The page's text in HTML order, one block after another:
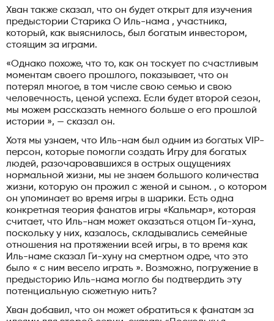
Хван также сказал, что он будет открыт для изучения
предыстории Старика О Иль-нама , участника,
который, как выяснилось, был богатым инвестором,
стоящим за играми.
«Однако похоже, что то, как он тоскует по счастливым
моментам своего прошлого, показывает, что он
потерял многое, в том числе свою семью и свою
человечность, ценой успеха. Если будет второй сезон,
мы можем рассказать немного больше о его прошлой
истории », — сказал он.
Хотя мы узнаем, что Иль-нам был одним из богатых VIP-
персон, которые помогли создать Игру для богатых
людей, разочаровавшихся в острых ощущениях
нормальной жизни, мы не знаем большого количества
жизни, которую он прожил с женой и сыном. , о котором
он упоминает во время игры в шарики. Есть одна
конкретная теория фанатов игры «Кальмар», которая
считает, что Иль-нам может оказаться отцом Ги-хуна,
поскольку у них, казалось, складывались семейные
отношения на протяжении всей игры, в то время как
Иль-наме сказал Ги-хуну на смертном одре, что это
было « с ним весело играть ». Возможно, погружение в
предысторию Иль-нама могло бы подтвердить эту
потенциальную сюжетную нить?
Хван добавил, что он может обратиться к фанатам за